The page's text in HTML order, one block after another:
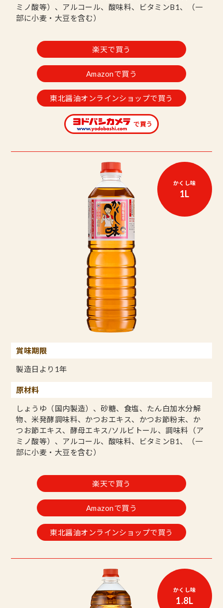
ミノ酸等）、アルコール、酸味料、ビタミンB1、（一
部に小麦・大豆を含む）
楽天で買う
Amazonで買う
東北醤油オンラインショップで買う
かくし味
1L
賞味期限
製造日より1年
原材料
しょうゆ（国内製造）、砂糖、食塩、たん白加水分解
物、米発酵調味料、かつおエキス、かつお節粉末、か
つお節エキス、酵母エキス/ソルビトール、調味料（ア
ミノ酸等）、アルコール、酸味料、ビタミンB1、（一
部に小麦・大豆を含む）
楽天で買う
Amazonで買う
東北醤油オンラインショップで買う
かくし味
1.8L